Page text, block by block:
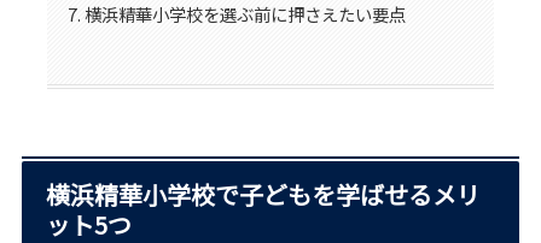
横浜精華小学校を選ぶ前に押さえたい要点
横浜精華小学校で子どもを学ばせるメリ
ット5つ